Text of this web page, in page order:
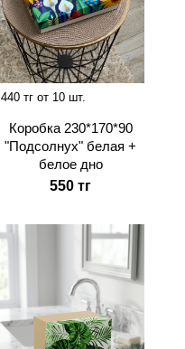
440 тг от 10 шт.
Коробка 230*170*90
"Подсолнух" белая +
белое дно
550 тг